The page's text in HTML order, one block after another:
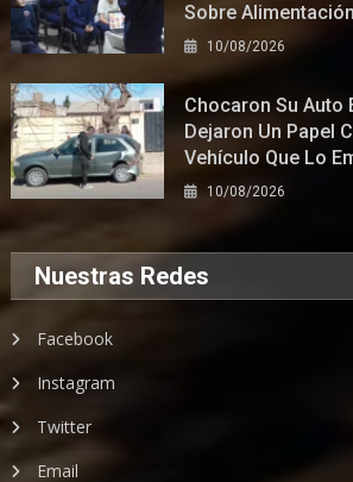
Sobre
10/08/2026
Chocaron Su Auto
Dejaron Un Papel
Vehículo Que Lo
10/08/2026
Nuestras Redes
Facebook
Instagram
Twitter
Email